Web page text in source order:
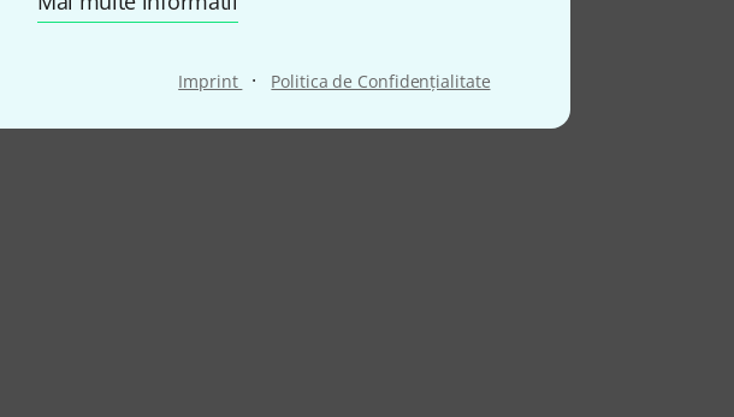
Imprint · Politica de Confidenţialitate